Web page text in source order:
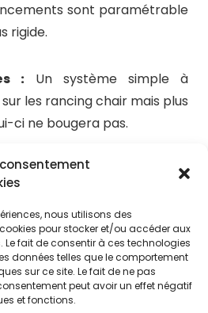
nous utilisons des
pour stocker et/ou accéder aux
fait de consentir à ces technologies
données telles que le comportement
sur ce site. Le fait de ne pas
peut avoir un effet négatif
et fonctions.
sont paramétrable
rigide.
: Un système simple à
sur les rancing chair mais plus
ci ne bougera pas.
Tissu pour une
un confort en été.
branches en plastique pour
pour autant faire une croix